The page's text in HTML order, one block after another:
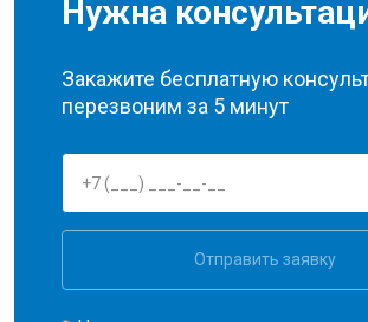
Нужна
Закажите бесплатную
перезвоним за 5 минут
Отправить заявку